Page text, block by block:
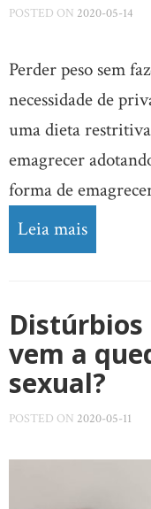
POSTED ON 2020-05-14
Perder peso sem
necessidade de
uma dieta
emagrecer
forma de
Leia mais
Distúrbios
vem a
sexual?
POSTED ON 2020-05-11